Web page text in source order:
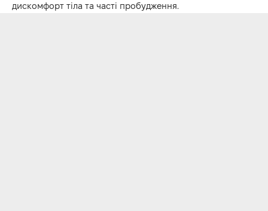
дискомфорт тіла та часті пробудження.